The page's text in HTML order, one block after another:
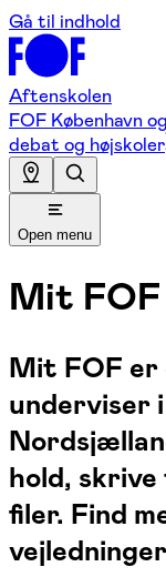
Gå til indhold
Aftenskolen
FOF København
debat og højskoler
Open menu
Mit
Mit FOF er
underviser
hold,
filer. Find